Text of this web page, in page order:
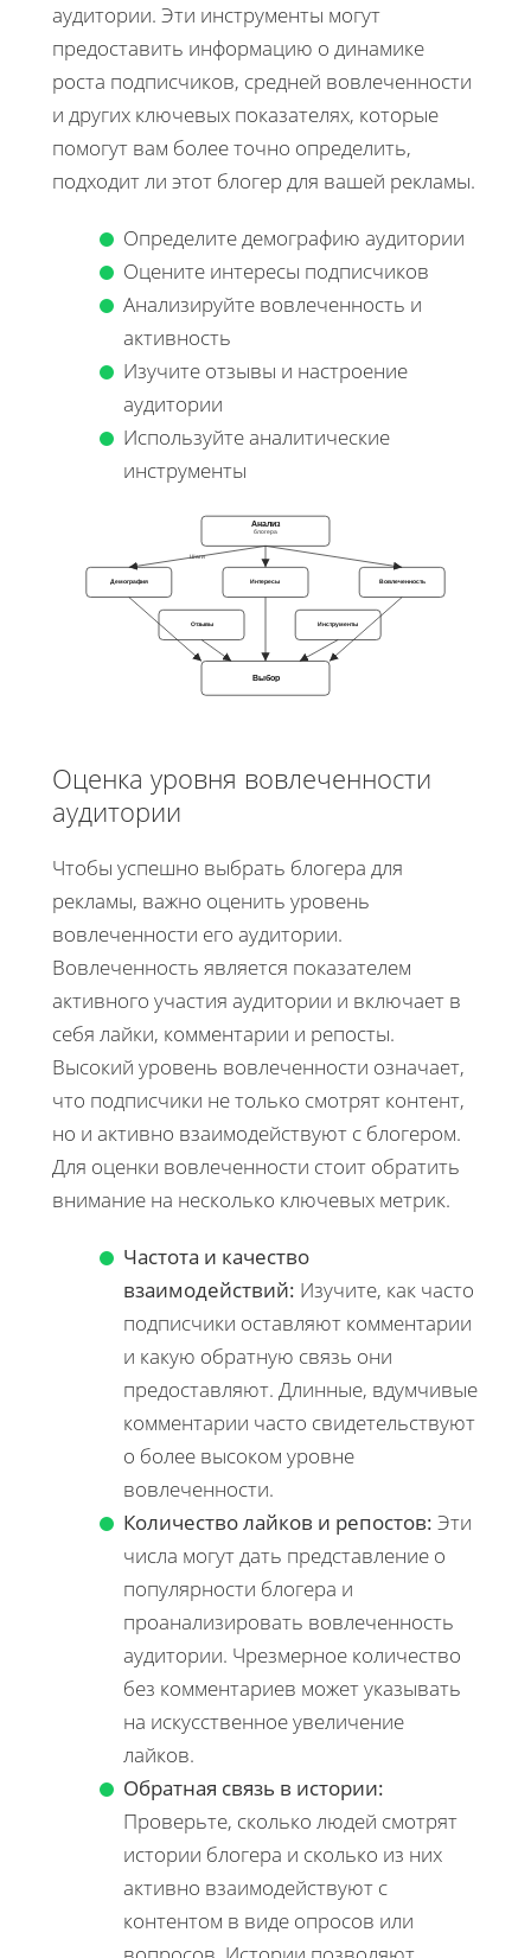
аудитории. Эти инструменты могут
предоставить информацию о динамике
роста подписчиков, средней вовлеченности
и других ключевых показателях, которые
помогут вам более точно определить,
подходит ли этот блогер для вашей рекламы.
Определите демографию аудитории
Оцените интересы подписчиков
Анализируйте вовлеченность и
активность
Изучите отзывы и настроение
аудитории
Используйте аналитические
инструменты
Анализ
блогера
Демография Интересы Вовлеченность
Отзывы Инструменты
Выбор
Шаги
Оценка уровня вовлеченности
аудитории
Чтобы успешно выбрать блогера для
рекламы, важно оценить уровень
вовлеченности его аудитории.
Вовлеченность является показателем
активного участия аудитории и включает в
себя лайки, комментарии и репосты.
Высокий уровень вовлеченности означает,
что подписчики не только смотрят контент,
но и активно взаимодействуют с блогером.
Для оценки вовлеченности стоит обратить
внимание на несколько ключевых метрик.
Частота и качество
взаимодействий: Изучите, как часто
подписчики оставляют комментарии
и какую обратную связь они
предоставляют. Длинные, вдумчивые
комментарии часто свидетельствуют
о более высоком уровне
вовлеченности.
Количество лайков и репостов: Эти
числа могут дать представление о
популярности блогера и
проанализировать вовлеченность
аудитории. Чрезмерное количество
без комментариев может указывать
на искусственное увеличение
лайков.
Обратная связь в истории:
Проверьте, сколько людей смотрят
истории блогера и сколько из них
активно взаимодействуют с
контентом в виде опросов или